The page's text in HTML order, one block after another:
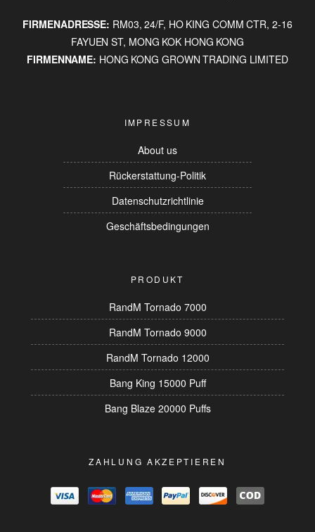
FIRMENADRESSE: RM03, 24/F, HO KING COMM CTR, 2-16
FAYUEN ST, MONG KOK HONG KONG
FIRMENNAME: HONG KONG GROWN TRADING LIMITED
IMPRESSUM
About us
Rückerstattung-Politik
Datenschutzrichtlinie
Geschäftsbedingungen
PRODUKT
RandM Tornado 7000
RandM Tornado 9000
RandM Tornado 12000
Bang King 15000 Puff
Bang Blaze 20000 Puffs
ZAHLUNG AKZEPTIEREN